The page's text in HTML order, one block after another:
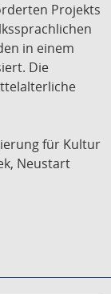
Projekts
in einem
Die
für Kultur
Neustart